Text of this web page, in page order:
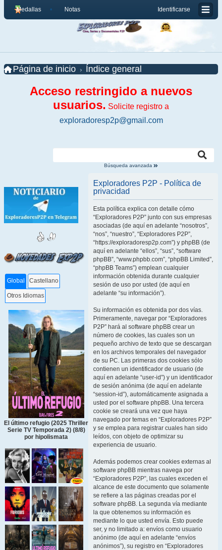
Identificarse
Medallas Notas
Página de inicio Índice general
Acceso restringido a nuevos
usuarios. Solicite registro a
exploradoresp2p@gmail.com
Búsqueda avanzada
Global Castellano
Otros Idiomas
El último refugio (2025 Thriller
Serie TV Temporada 2) (8/8)
por hipolismata
Exploradores P2P - Política de
privacidad
Esta política explica con detalle cómo
“Exploradores P2P” junto con sus empresas
asociadas (de aquí en adelante “nosotros”,
“nos”, “nuestro”, “Exploradores P2P”,
“https://exploradoresp2p.com”) y phpBB (de
aquí en adelante “ellos”, “sus”, “software
phpBB”, “www.phpbb.com”, “phpBB Limited”,
“phpBB Teams”) emplean cualquier
información obtenida durante cualquier
sesión de uso por usted (de aquí en
adelante “su información”).
Su información es obtenida por dos vías.
Primeramente, navegar por “Exploradores
P2P” hará al software phpBB crear un
número de cookies, las cuales son un
pequeño archivo de texto que se descargan
en los archivos temporales del navegador
de su PC. Las primeras dos cookies sólo
contienen un identificador de usuario (de
aquí en adelante “user-id”) y un identificador
de sesión anónima (de aquí en adelante
“session-id”), automáticamente asignada a
usted por el software phpBB. Una tercera
cookie se creará una vez que haya
navegado por temas en “Exploradores P2P”
y se emplea para registrar cuales han sido
leídos, con objeto de optimizar su
experiencia de usuario.
Además podemos crear cookies externas al
software phpBB mientras navega por
“Exploradores P2P”, las cuales exceden el
alcance de este documento que solamente
se refiere a las páginas creadas por el
software phpBB. La segunda vía mediante
la que obtenemos su información es
mediante lo que usted envía. Esto puede
ser, y no limitado a: envíos como usuario
anónimo (de aquí en adelante “envíos
anónimos”), su registro en “Exploradores